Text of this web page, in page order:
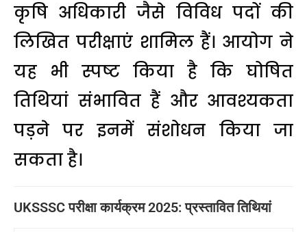
कृषि अधिकारी जैसे विविध पदों की
लिखित परीक्षाएं शामिल हैं। आयोग ने
यह भी स्पष्ट किया है कि घोषित
तिथियां संभावित हैं और आवश्यकता
पड़ने पर इनमें संशोधन किया जा
सकता है।
UKSSSC परीक्षा कार्यक्रम 2025: प्रस्तावित तिथियां